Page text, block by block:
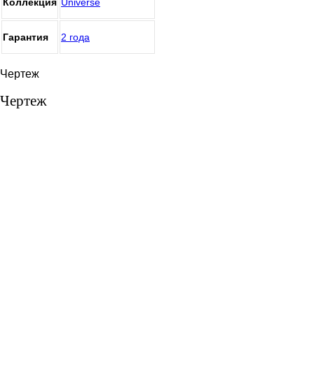
Коллекция Universe
Гарантия 2 года
Чертеж
Чертеж